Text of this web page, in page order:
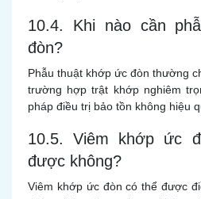
10.4. Khi nào cần
đòn?
Phẫu thuật khớp ức đòn thường
trường hợp trật khớp nghiêm
pháp điều trị bảo tồn không hiệu
10.5. Viêm khớp ức
được không?
Viêm khớp ức đòn có thể được